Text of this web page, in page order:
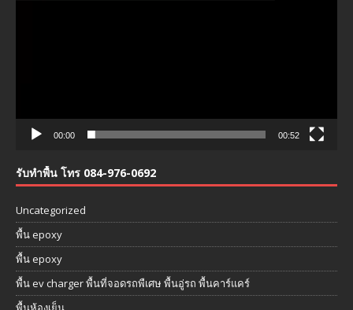
00:00 00:52
รับทำพื้น โทร 084-976-0692
Uncategorized
พื้น epoxy
พื้น epoxy
พื้น ev charger พื้นที่จอดรถพืเศษ พื้นอู่รถ พื้นคาร์แคร์